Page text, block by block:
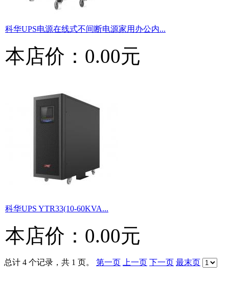
科华UPS电源在线式不间断电源家用办公内...
本店价： 0.00元
科华UPS YTR33(10-60KVA...
本店价： 0.00元
总计 4 个记录，共 1 页。 第一页 上一页 下一页 最末页